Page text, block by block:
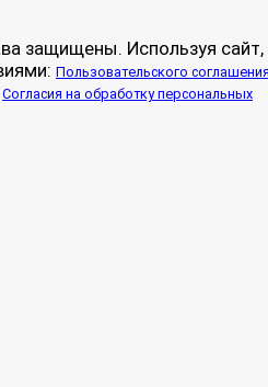
защищены. Используя сайт,
Пользовательского
Согласия на обработку персональных